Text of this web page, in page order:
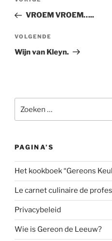
bericht
VROEM VROEM…..
Volgend
bericht
VOLGENDE
Wijn van Kleyn.
naar:
PAGINA’S
Het kookboek “Gereons
Le carnet culinaire de
Privacybeleid
Wie is Gereon de Leeuw?